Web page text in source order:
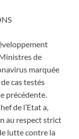
de
marquée
cas testés
précédente.
de l’Etat a,
au respect strict
lutte contre la